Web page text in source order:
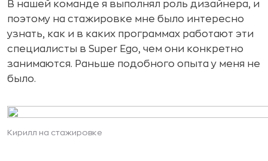
В нашей команде я выполнял роль дизайнера, и
поэтому на стажировке мне было интересно
узнать, как и в каких программах работают эти
специалисты в Super Ego, чем они конкретно
занимаются. Раньше подобного опыта у меня не
было.
Кирилл на стажировке